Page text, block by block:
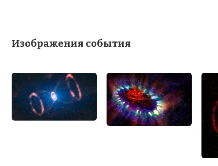
Изображения события
Вернуться в статью: Вспышка Сверхновой